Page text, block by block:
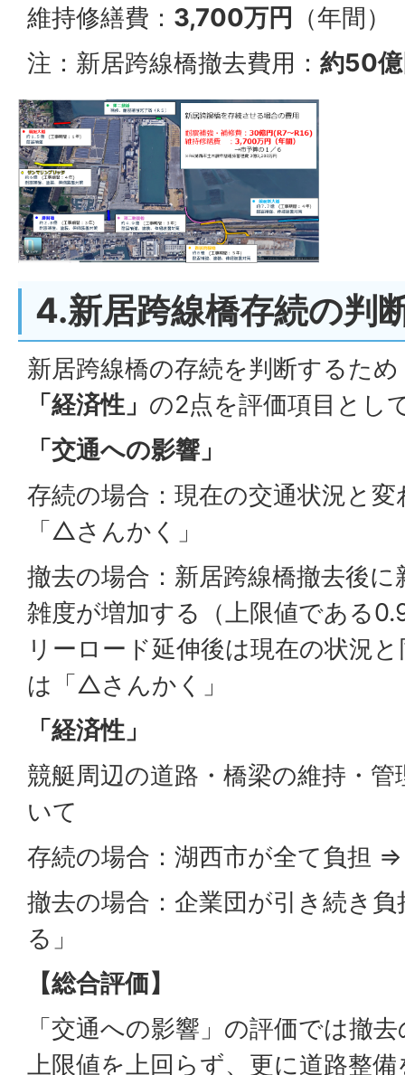
維持修繕費： 3,700万円
（年間）
注：新居跨線橋撤去費用： 約50
4.新居跨線橋存続の判
新居跨線橋の存続を判断するため
「経済性」 の2点を評価項目とし
「交通への影響」
存続の場合：現在の交通状況と
「△さんかく」
撤去の場合：新居跨線橋撤去後
雑度が増加する（上限値である
リーロード延伸後は現在の状況
は「△さんかく」
「経済性」
競艇周辺の道路・橋梁の維持・
いて
存続の場合：湖西市が全て負担
撤去の場合：企業団が引き続き
る」
【総合評価】
「交通への影響」の評価では撤
上限値を上回らず、更に道路整